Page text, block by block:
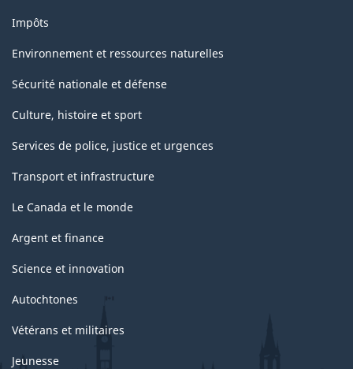
Impôts
Environnement et ressources naturelles
Sécurité nationale et défense
Culture, histoire et sport
Services de police, justice et urgences
Transport et infrastructure
Le Canada et le monde
Argent et finance
Science et innovation
Autochtones
Vétérans et militaires
Jeunesse